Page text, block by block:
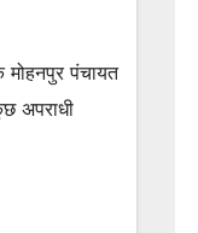
पंचायत
अपराधी